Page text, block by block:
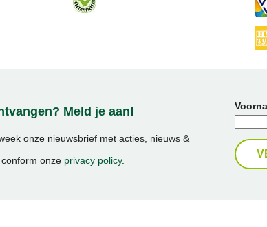
Meld je aan!
onze nieuwsbrief met acties, nieuws &
onze privacy policy.